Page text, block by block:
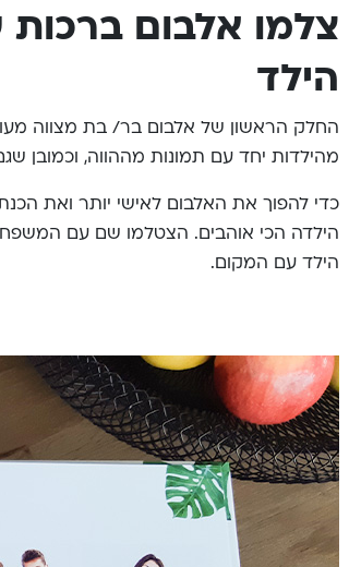
צלמו אלבום
הילד
החלק הראשון של אלבום בר/ בת מצווה
מהילדות יחד עם תמונות מההווה, וכמובן
כדי להפוך את האלבום לאישי יותר ואת
הילדה הכי אוהבים. הצטלמו שם עם המשפחה
הילד עם המקום.